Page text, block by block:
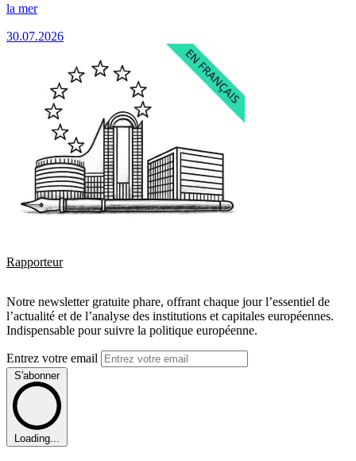
la mer
30.07.2026
Rapporteur
Notre newsletter gratuite phare, offrant chaque jour l’essentiel de
l’actualité et de l’analyse des institutions et capitales européennes.
Indispensable pour suivre la politique européenne.
Entrez votre email
S'abonner
Loading...